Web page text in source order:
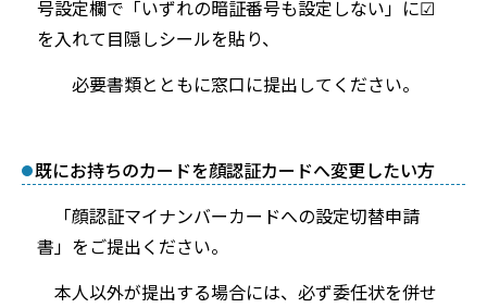
号設定欄で「いずれの暗証番号も設定しない」に☑
を入れて目隠しシールを貼り、
必要書類とともに窓口に提出してください。
既にお持ちのカードを顔認証カードへ変更したい方
「顔認証マイナンバーカードへの設定切替申請
書」をご提出ください。
本人以外が提出する場合には、必ず委任状を併せ